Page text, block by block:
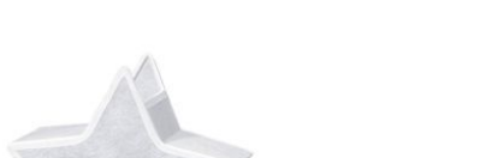
jour en forme d’étoile ou de lune
tissu plastifié blanc
24 x profondeur 12 cm
18 x profondeur 12 cm